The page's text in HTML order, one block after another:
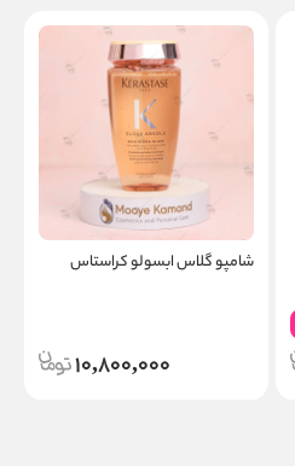
شامپو گلاس ابسولو کراستاس
10,800,000